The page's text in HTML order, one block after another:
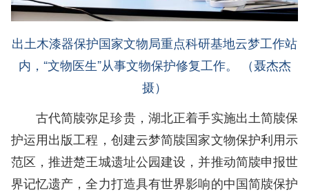
出土木漆器保护国家文物局重点科研基地云梦工作站
内，“文物医生”从事文物保护修复工作。 （聂杰杰
摄）
古代简牍弥足珍贵，湖北正着手实施出土简牍保
护运用出版工程，创建云梦简牍国家文物保护利用示
范区，推进楚王城遗址公园建设，并推动简牍申报世
界记忆遗产，全力打造具有世界影响的中国简牍保护